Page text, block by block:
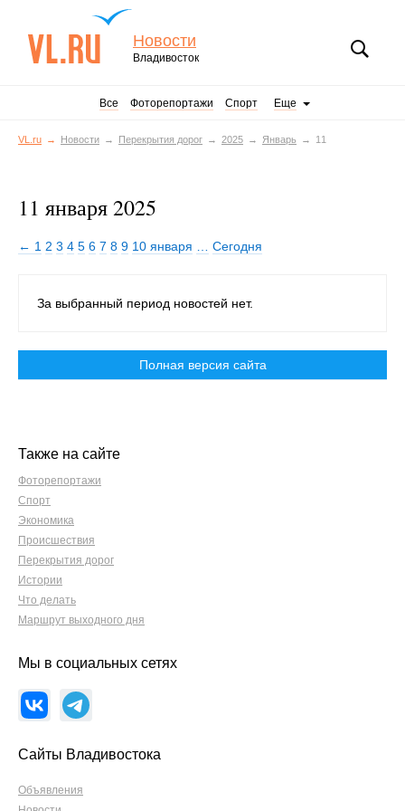
Новости
Владивосток
Все Фоторепортажи Спорт Еще
VL.ru Новости Перекрытия дорог 2025 Январь 11
11 января 2025
← 1 2 3 4 5 6 7 8 9 10 января Сегодня
За выбранный период новостей нет.
Полная версия сайта
Также на сайте
Фоторепортажи
Спорт
Экономика
Происшествия
Перекрытия дорог
Истории
Что делать
Маршрут выходного дня
Мы в социальных сетях
Сайты Владивостока
Объявления